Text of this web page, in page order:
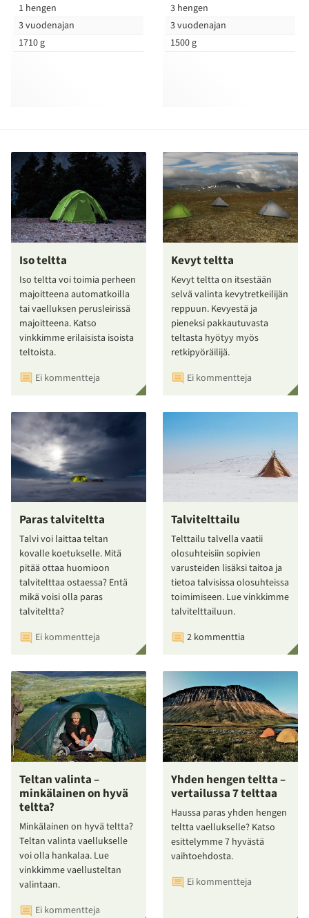
1 hengen
3 vuodenajan
1710 g
3 hengen
3 vuodenajan
1500 g
Iso teltta
Iso teltta voi toimia perheen
majoitteena automatkoilla
tai vaelluksen perusleirissä
majoitteena. Katso
vinkkimme erilaisista isoista
teltoista.
Ei kommentteja
Kevyt teltta
Kevyt teltta on itsestään
selvä valinta kevytretkeilijän
reppuun. Kevyestä ja
pieneksi pakkautuvasta
teltasta hyötyy myös
retkipyöräilijä.
Ei kommentteja
Paras talviteltta
Talvi voi laittaa teltan
kovalle koetukselle. Mitä
pitää ottaa huomioon
talvitelttaa ostaessa? Entä
mikä voisi olla paras
talviteltta?
Ei kommentteja
Talvitelttailu
Telttailu talvella vaatii
olosuhteisiin sopivien
varusteiden lisäksi taitoa ja
tietoa talvisissa olosuhteissa
toimimiseen. Lue vinkkimme
talvitelttailuun.
2 kommenttia
Teltan valinta –
minkälainen on hyvä
teltta?
Minkälainen on hyvä teltta?
Teltan valinta vaellukselle
voi olla hankalaa. Lue
vinkkimme vaellusteltan
valintaan.
Ei kommentteja
Yhden hengen teltta –
vertailussa 7 telttaa
Haussa paras yhden hengen
teltta vaellukselle? Katso
esittelymme 7 hyvästä
vaihtoehdosta.
Ei kommentteja